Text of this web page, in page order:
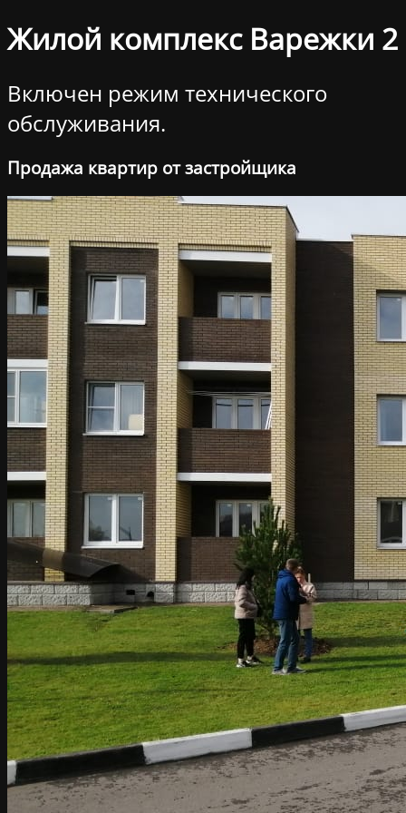
Жилой комплекс Варежки 2
Включен режим технического
обслуживания.
Продажа квартир от застройщика